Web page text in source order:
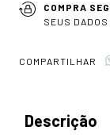
COMPRA
SEUS DADOS
COMPARTILHAR
Descrição